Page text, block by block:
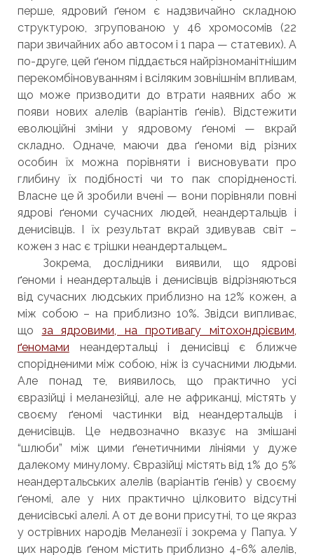
перше, ядровий ґеном є надзвичайно складною
структурою, згрупованою у 46 хромосомів (22
пари звичайних або автосом і 1 пара — статевих). А
по-друге, цей ґеном піддається найрізноманітнішим
перекомбіновуванням і всіляким зовнішнім впливам,
що може призводити до втрати наявних або ж
появи нових алелів (варіантів ґенів). Відстежити
еволюційні зміни у ядровому ґеномі — вкрай
складно. Одначе, маючи два ґеноми від різних
особин їх можна порівняти і висновувати про
глибину їх подібності чи то пак спорідненості.
Власне це й зробили вчені — вони порівняли повні
ядрові ґеноми сучасних людей, неандертальців і
денисівців. І їх результат вкрай здивував світ –
кожен з нас є трішки неандертальцем…
Зокрема, дослідники виявили, що ядрові
ґеноми і неандертальців і денисівців відрізняються
від сучасних людських приблизно на 12% кожен, а
між собою – на приблизно 10%. Звідси випливає,
що за ядровими, на противагу мітохондрієвим,
ґеномами неандертальці і денисівці є ближче
спорідненими між собою, ніж із сучасними людьми.
Але понад те, виявилось, що практично усі
євразійці і меланезійці, але не африканці, містять у
своєму ґеномі частинки від неандертальців і
денисівців. Це недвозначно вказує на змішані
“шлюби” між цими ґенетичними лініями у дуже
далекому минулому. Євразійці містять від 1% до 5%
неандертальських алелів (варіантів ґенів) у своєму
ґеномі, але у них практично цілковито відсутні
денисівські алелі. А от де вони присутні, то це якраз
у острівних народів Меланезії і зокрема у Папуа. У
цих народів ґеном містить приблизно 4-6% алелів,